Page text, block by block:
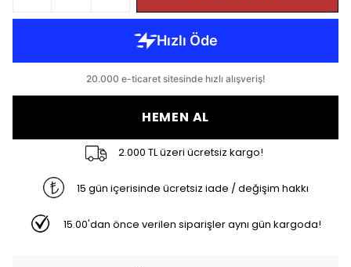
HEMEN AL
2.000 TL üzeri ücretsiz kargo!
15 gün içerisinde ücretsiz iade / değişim hakkı
15.00'dan önce verilen siparişler aynı gün kargoda!